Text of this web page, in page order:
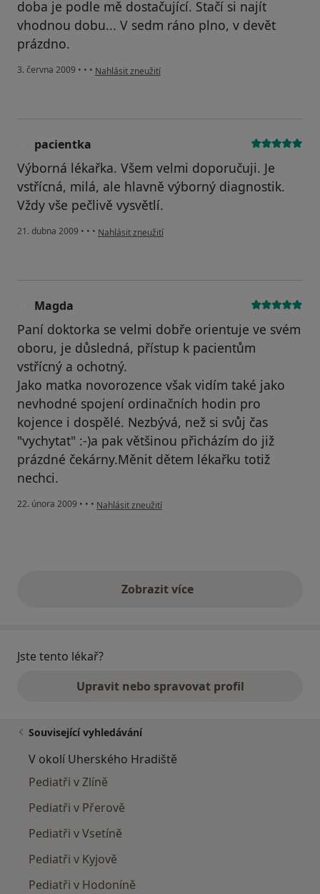
doba je podle mě dostačující. Stačí si najít
vhodnou dobu... V sedm ráno plno, v devět
prázdno.
3. června 2009 • • • podle názoru uživatele SF
Nahlásit zneužití
pacientka
Výborná lékařka. Všem velmi doporučuji. Je
vstřícná, milá, ale hlavně výborný diagnostik.
Vždy vše pečlivě vysvětlí.
21. dubna 2009 • • • podle názoru uživatele pacientka
Nahlásit zneužití
Magda
Paní doktorka se velmi dobře orientuje ve svém
oboru, je důsledná, přístup k pacientům
vstřícný a ochotný.
Jako matka novorozence však vidím také jako
nevhodné spojení ordinačních hodin pro
kojence i dospělé. Nezbývá, než si svůj čas
"vychytat" :-)a pak většinou přicházím do již
prázdné čekárny.Měnit dětem lékařku totiž
nechci.
22. února 2009 • • • podle názoru uživatele Magda
Nahlásit zneužití
Zobrazit vícevýše uvedené názory
Jste tento lékař?
Upravit nebo spravovat profil
Související vyhledávání
V okolí Uherského Hradiště
Pediatři v Zlíně
Pediatři v Přerově
Pediatři v Vsetíně
Pediatři v Kyjově
Pediatři v Hodoníně